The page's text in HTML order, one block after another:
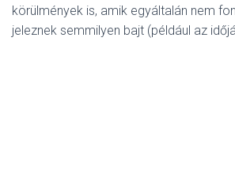
körülmények is, amik egyáltalán nem
jeleznek semmilyen bajt (például az